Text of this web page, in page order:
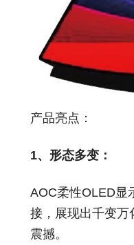
产品亮点：
1、形态多变：
AOC柔性OLED显
接，展现出千变万
震撼。